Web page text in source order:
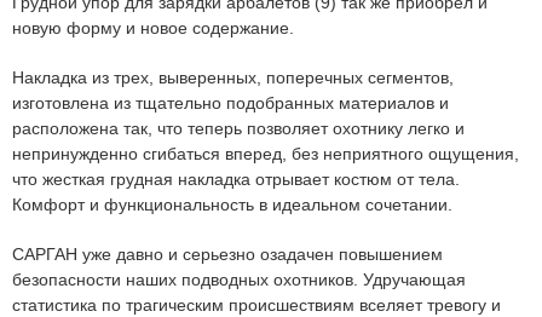
новую форму и новое содержание.
Накладка из трех, выверенных, поперечных сегментов,
изготовлена из тщательно подобранных материалов и
расположена так, что теперь позволяет охотнику легко и
непринужденно сгибаться вперед, без неприятного ощущения,
что жесткая грудная накладка отрывает костюм от тела.
Комфорт и функциональность в идеальном сочетании.
САРГАН уже давно и серьезно озадачен повышением
безопасности наших подводных охотников. Удручающая
статистика по трагическим происшествиям вселяет тревогу и